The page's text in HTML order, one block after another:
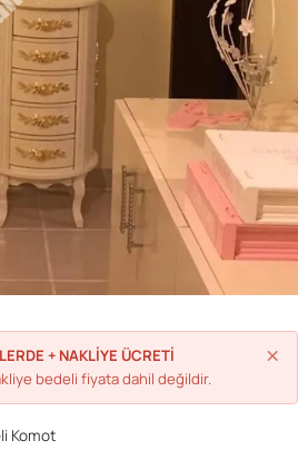
Parolanızı mı unuttunuz?
Hesap Oluştur
+ NAKLİYE ÜCRETİ
bedeli fiyata dahil değildir.
×
Komot